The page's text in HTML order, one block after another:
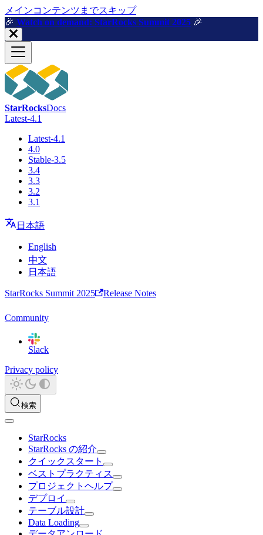
メインコンテンツまでスキップ
🎉️ Watch on demand: StarRocks Summit 2025 🎉️
StarRocksDocs
Latest-4.1
Latest-4.1
4.0
Stable-3.5
3.4
3.3
3.2
3.1
日本語
English
中文
日本語
StarRocks Summit 2025 Release Notes
Community
Slack
Privacy policy
検索
StarRocks
StarRocks の紹介
クイックスタート
ベストプラクティス
プロジェクトヘルプ
デプロイ
テーブル設計
Data Loading